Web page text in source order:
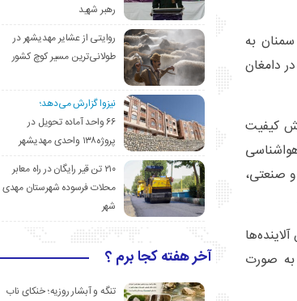
به
دامغان
کیفیت
صنعتی،
صورت
رهبر شهید
روایتی از عشایر مهدیشهر در
طولانی‌ترین مسیر کوچ کشور
نیزوا گزارش می‌دهد؛
۶۶ واحد آماده تحویل در
پروژه۱۳۸ واحدی مهدیشهر
۲۱۰ تن قیر رایگان در راه معابر
محلات فرسوده شهرستان مهدی
شهر
آخر هفته کجا برم ؟
تنگه و آبشار روزیه؛ خنکای ناب